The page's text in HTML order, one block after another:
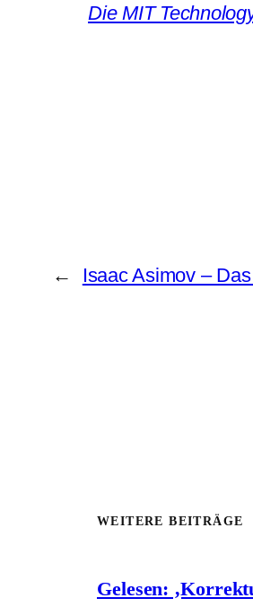
Die MIT
← Isaac Asimov –
WEITERE BEITRÄGE
Gelesen: